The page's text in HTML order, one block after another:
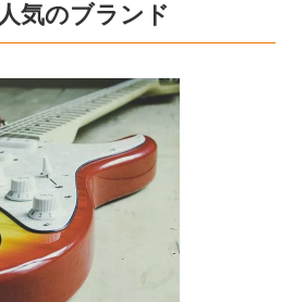
気のブランド